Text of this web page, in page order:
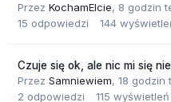
Przez KochamElcie, 8 godzin
15 odpowiedzi 144
Czuje się ok, ale nic mi się
Przez Samniewiem, 18 godzin
2 odpowiedzi 115 wyświetleń